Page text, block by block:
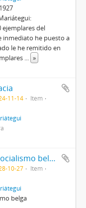
ejemplares del
inmediato he puesto a
le he remitido en
... »
11-14
Item
Rasgos y espíritu del socialismo belga [Recorte de prensa]
10-27
Item
belga